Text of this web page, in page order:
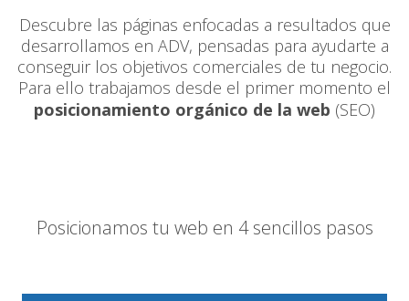
Descubre las páginas enfocadas a resultados que
desarrollamos en ADV, pensadas para ayudarte a
conseguir los objetivos comerciales de tu negocio.
Para ello trabajamos desde el primer momento el
posicionamiento orgánico de la web (SEO)
Posicionamos tu web en 4 sencillos pasos